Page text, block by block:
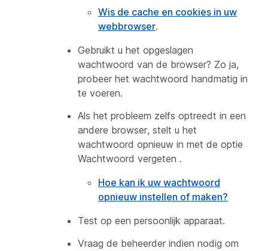
Wis de cache en cookies in uw
webbrowser.
Gebruikt u het opgeslagen
wachtwoord van de browser? Zo ja,
probeer het wachtwoord handmatig in
te voeren.
Als het probleem zelfs optreedt in een
andere browser, stelt u het
wachtwoord opnieuw in met de optie
Wachtwoord vergeten .
Hoe kan ik uw wachtwoord
opnieuw instellen of maken?
Test op een persoonlijk apparaat.
Vraag de beheerder indien nodig om